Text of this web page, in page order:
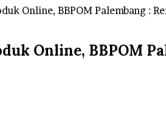
Online, BBPOM Palembang :
Online, BBPOM